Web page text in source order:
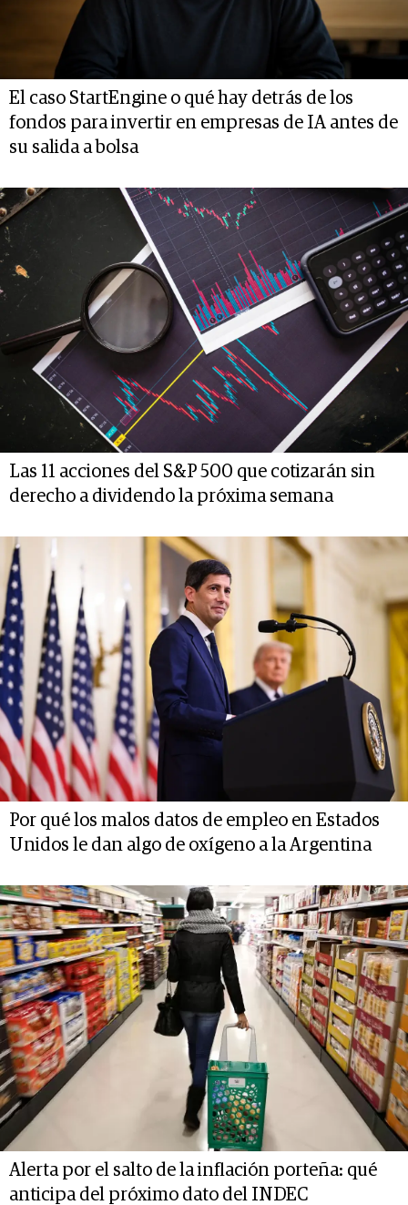
El caso StartEngine o qué hay detrás de los
fondos para invertir en empresas de IA antes de
su salida a bolsa
Las 11 acciones del S&P 500 que cotizarán sin
derecho a dividendo la próxima semana
Por qué los malos datos de empleo en Estados
Unidos le dan algo de oxígeno a la Argentina
Alerta por el salto de la inflación porteña: qué
anticipa del próximo dato del INDEC